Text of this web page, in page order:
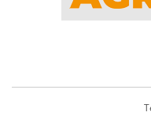
Motoculteurs
Moulins à